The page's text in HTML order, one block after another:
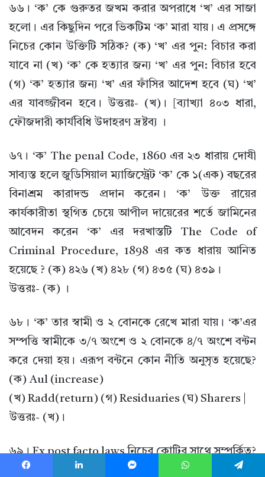
৬৬। ‘ক’ কে গুরুতর জখম করার অপরাধে ‘খ’ এর সাজা
হলো। এর কিছুদিন পরে ভিকটিম ‘ক’ মারা যায়। এ প্রসঙ্গে
নিচের কোন উক্তিটি সঠিক? (ক) ‘খ’ এর পুন: বিচার করা
যাবে না (খ) ‘ক’ কে হত্যার জন্য ‘খ’ এর পুন: বিচার হবে
(গ) ‘ক’ হত্যার জন্য ‘খ’ এর ফাঁসির আদেশ হবে (ঘ) ‘খ’
এর যাবজ্জীবন হবে। উত্তরঃ- (খ)। [ব্যাখ্যা ৪০৩ ধারা,
ফৌজদারী কার্যবিধি উদাহরণ দ্রষ্টব্য ।
৬৭। ‘ক’ The penal Code, 1860 এর ২৩ ধারায় দোষী
সাব্যস্ত হলে জুডিসিয়াল ম্যাজিস্ট্রেট ‘ক’ কে ১(এক) বছরের
বিনাশ্রম কারাদন্ড প্রদান করেন। ‘ক’ উক্ত রায়ের
কার্যকারীতা স্থগিত চেয়ে আপীল দায়েরের শর্তে জামিনের
আবেদন করেন ‘ক’ এর দরখাস্তটি The Code of
Criminal Procedure, 1898 এর কত ধারায় আনিত
হয়েছে ? (ক) ৪২৬ (খ) ৪২৮ (গ) ৪৩৫ (ঘ) ৪৩৯।
উত্তরঃ- (ক) ।
৬৮। ‘ক’ তার স্বামী ও ২ বোনকে রেখে মারা যায়। ‘ক’এর
সম্পত্তি স্বামীকে ৩/৭ অংশে ও ২ বোনকে ৪/৭ অংশে বন্টন
করে দেয়া হয়। এরূপ বন্টনে কোন নীতি অনুসৃত হয়েছে?
(ক) Aul (increase)
(খ) Radd(return) (গ) Residuaries (ঘ) Sharers |
উত্তরঃ- (খ)।
৬৯। Ex post facto laws নিচের কোটির সাথে সম্পর্কিত?
(ক) দেওয়ানী আইন (খ) ফৌজদারী আইন (গ) দেওয়ানী